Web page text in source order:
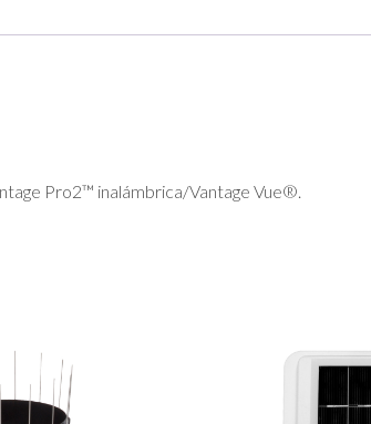
Pro2™ inalámbrica/Vantage Vue®.